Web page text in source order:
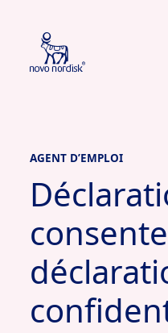
AGENT D’EMPLOI